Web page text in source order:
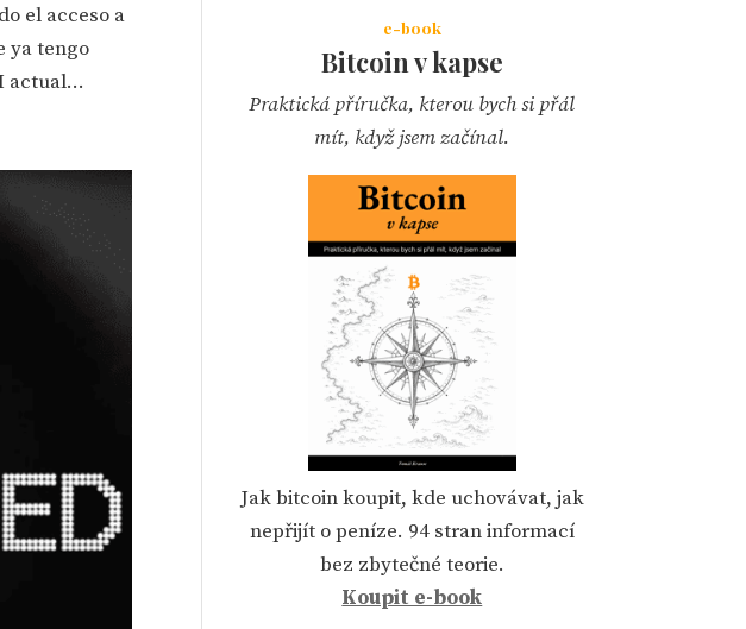
el acceso a
ya tengo
actual...
e-book
Bitcoin v kapse
Praktická příručka, kterou bych si přál
mít, když jsem začínal.
Jak bitcoin koupit, kde uchovávat, jak
nepřijít o peníze. 94 stran informací
bez zbytečné teorie.
Koupit e-book